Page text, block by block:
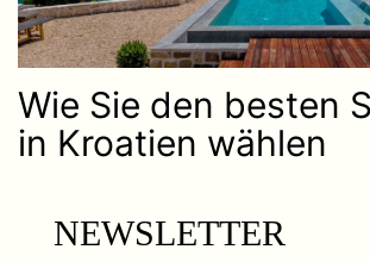
Wie Sie den besten
in Kroatien wählen
NEWSLETTER